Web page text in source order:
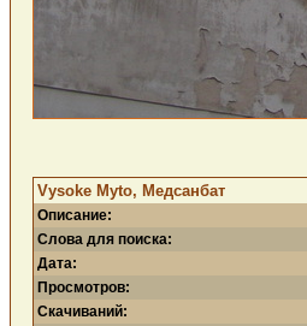
Vysoke Myto, Медсанбат
Описание:
Слова для поиска:
Дата:
Просмотров:
Скачиваний: